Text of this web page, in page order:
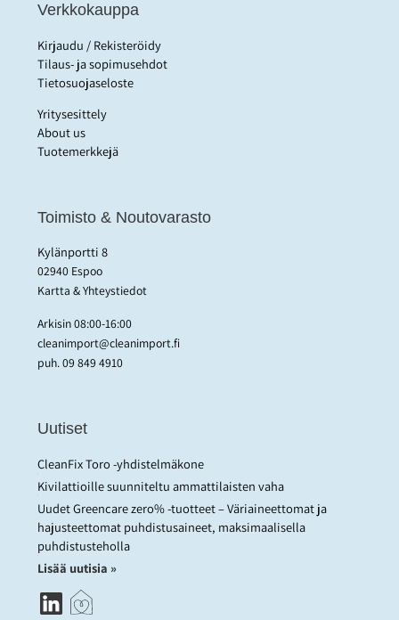
Verkkokauppa
Kirjaudu / Rekisteröidy
Tilaus- ja sopimusehdot
Tietosuojaseloste
Yritysesittely
About us
Tuotemerkkejä
Toimisto & Noutovarasto
Kylänportti 8
02940 Espoo
Kartta & Yhteystiedot
Arkisin 08:00-16:00
cleanimport@cleanimport.fi
puh.09 849 4910
Uutiset
CleanFix Toro -yhdistelmäkone
Kivilattioille suunniteltu ammattilaisten vaha
Uudet Greencare zero% -tuotteet – Väriaineettomat ja
hajusteettomat puhdistusaineet, maksimaalisella
puhdistusteholla
Lisää uutisia »